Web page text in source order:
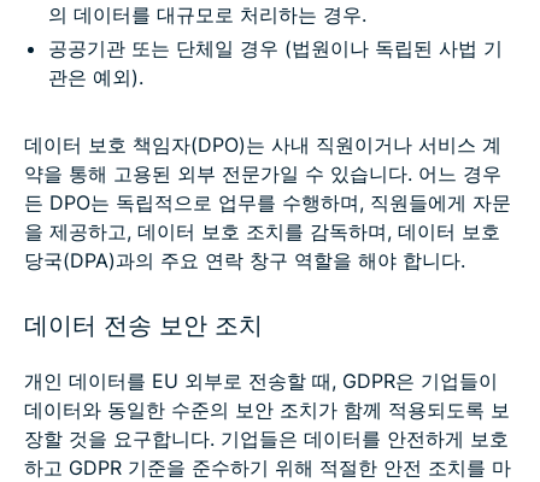
의 데이터를 대규모로 처리하는 경우.
공공기관 또는 단체일 경우 (법원이나 독립된 사법 기
관은 예외).
데이터 보호 책임자(DPO)는 사내 직원이거나 서비스 계
약을 통해 고용된 외부 전문가일 수 있습니다. 어느 경우
든 DPO는 독립적으로 업무를 수행하며, 직원들에게 자문
을 제공하고, 데이터 보호 조치를 감독하며, 데이터 보호
당국(DPA)과의 주요 연락 창구 역할을 해야 합니다.
데이터 전송 보안 조치
개인 데이터를 EU 외부로 전송할 때, GDPR은 기업들이
데이터와 동일한 수준의 보안 조치가 함께 적용되도록 보
장할 것을 요구합니다. 기업들은 데이터를 안전하게 보호
하고 GDPR 기준을 준수하기 위해 적절한 안전 조치를 마